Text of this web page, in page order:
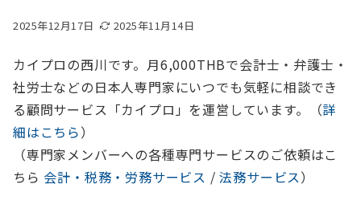
2025年12月17日 2025年11月14日
カイプロの西川です。月6,000THBで会計士・弁護士・
社労士などの日本人専門家にいつでも気軽に相談でき
る顧問サービス「カイプロ」を運営しています。（詳
細はこちら）
（専門家メンバーへの各種専門サービスのご依頼はこ
ちら 会計・税務・労務サービス /法務サービス）